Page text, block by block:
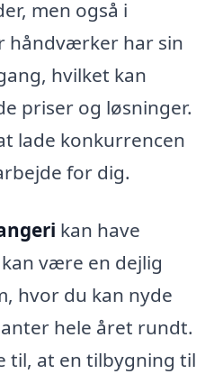
men også i
håndværker har sin
hvilket kan
priser og løsninger.
lade konkurrencen
for dig.
kan have
være en dejlig
hvor du kan nyde
hele året rundt.
til, at en tilbygning til